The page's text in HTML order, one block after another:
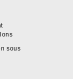
sous